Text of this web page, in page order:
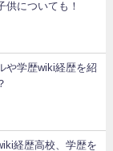
供についても！
や学歴wiki経歴を紹
経歴高校、学歴を